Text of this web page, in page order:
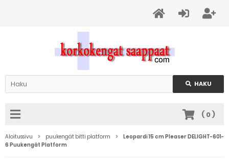
HAKU
( 0)
Aloitussivu puukengät bitti platform
Leopardi 15 cm Pleaser DELIGHT-601-
6 Puukengät Platform